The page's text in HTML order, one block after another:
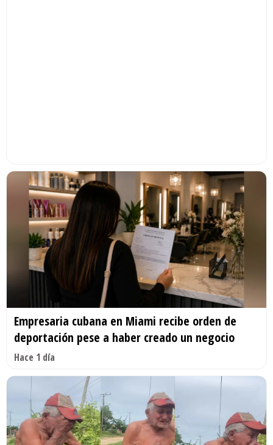
Empresaria cubana en Miami recibe orden de
deportación pese a haber creado un negocio
Hace 1 día